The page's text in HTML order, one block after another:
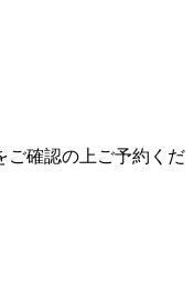
ご確認の上ご予約くだ